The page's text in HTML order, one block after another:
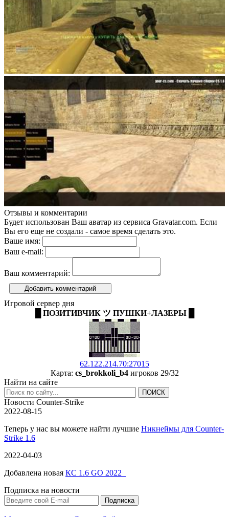
Отзывы и комментарии
Будет использован Ваш аватар из сервиса Gravatar.com. Если
Вы его еще не создали - самое время сделать это.
Ваше имя:
Ваш e-mail:
Ваш комментарий:
Добавить комментарий
Игровой сервер дня
█ ПОЗИТИВЧИК ツ ПУШКИ+ЛАЗЕРЫ █
62.122.214.70:27015
Карта: cs_brokkoli_b4игроков 29/32
Найти на сайте
Новости Counter-Strike
2022-08-15
Теперь у нас вы можете найти лучшие Никнеймы для Counter-
Strike 1.6
2022-04-03
Добавлена новая КС 1.6 GO 2022
Подписка на новости